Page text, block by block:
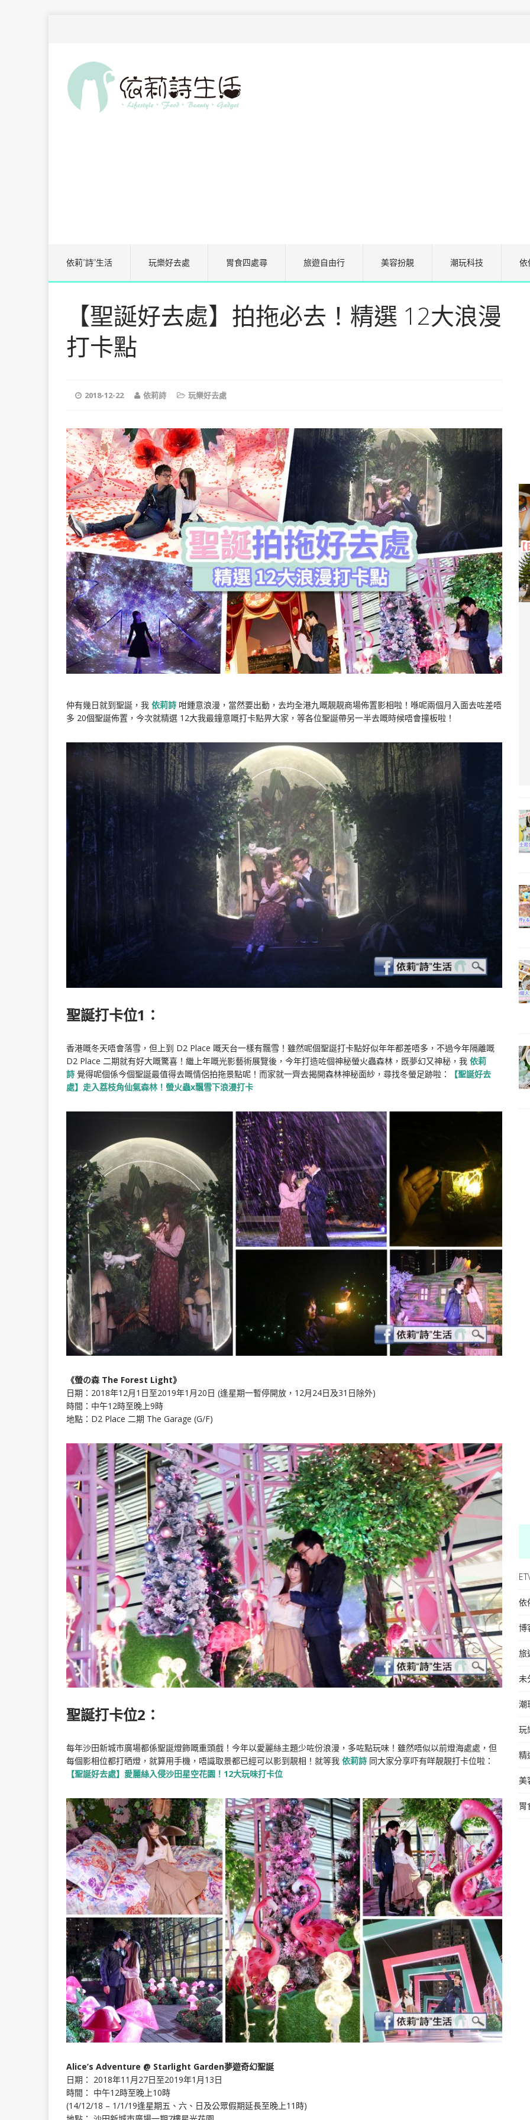
依莉”詩”生活 玩樂好去處 胃食四處尋 旅遊自由行 美容扮靚 潮玩科技 依
【聖誕好去處】拍拖必去！精選 12大浪漫
打卡點
2018-12-22 依莉詩 玩樂好去處
仲有幾日就到聖誕，我 依莉詩 咁鍾意浪漫，當然要出動，去均全港九嘅靚靚商場佈置影相啦！喺呢兩個月入面去咗差唔
多 20個聖誕佈置，今次就精選 12大我最鐘意嘅打卡點畀大家，等各位聖誕帶另一半去嘅時候唔會撞板啦！
聖誕打卡位1：
香港嘅冬天唔會落雪，但上到 D2 Place 嘅天台一樣有飄雪！雖然呢個聖誕打卡點好似年年都差唔多，不過今年隔離嘅
D2 Place 二期就有好大嘅驚喜！繼上年嘅光影藝術展覽後，今年打造咗個神秘螢火蟲森林，既夢幻又神秘，我 依莉
詩 覺得呢個係今個聖誕最值得去嘅情侶拍拖景點呢！而家就一齊去揭開森林神秘面紗，尋找冬螢足跡啦：
【聖誕好去
處】走入荔枝角仙氣森林！螢火蟲x飄雪下浪漫打卡
《螢の森 The Forest Light》
日期：2018年12月1日至2019年1月20日 (逢星期一暫停開放，12月24日及31日除外)
時間：中午12時至晚上9時
地點：D2 Place 二期 The Garage (G/F)
聖誕打卡位2：
每年沙田新城市廣場都係聖誕燈飾嘅重頭戲！今年以愛麗絲主題少咗份浪漫，多咗點玩味！雖然唔似以前燈海處處，但
每個影相位都打晒燈，就算用手機，唔識取景都已經可以影到靚相！就等我 依莉詩 同大家分享吓有咩靚靚打卡位啦：
【聖誕好去處】愛麗絲入侵沙田星空花園！12大玩味打卡位
Alice’s Adventure @ Starlight Garden夢遊奇幻聖誕
日期： 2018年11月27日至2019年1月13日
時間： 中午12時至晚上10時
(14/12/18 – 1/1/19逢星期五、六、日及公眾假期延長至晚上11時)
依
博
旅
未
潮
玩
精
美
胃